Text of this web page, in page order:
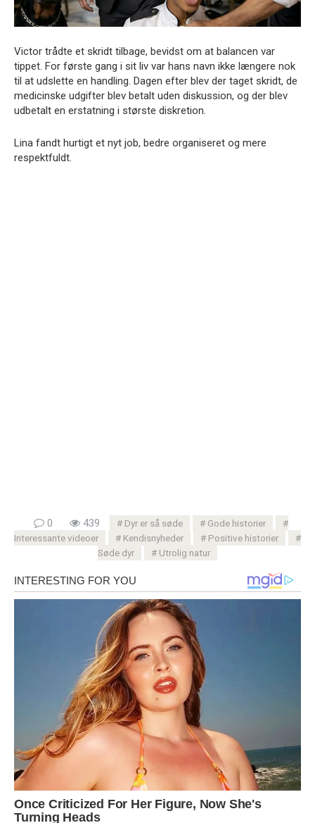
Victor trådte et skridt tilbage, bevidst om at balancen var
tippet. For første gang i sit liv var hans navn ikke længere nok
til at udslette en handling. Dagen efter blev der taget skridt, de
medicinske udgifter blev betalt uden diskussion, og der blev
udbetalt en erstatning i største diskretion.
Lina fandt hurtigt et nyt job, bedre organiseret og mere
respektfuldt.
0 439 Dyr er så søde
Gode ​​historier
Interessante videoer
Kendisnyheder
Positive historier
Søde dyr
Utrolig natur